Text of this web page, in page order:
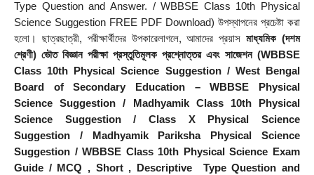
Type Question and Answer. / WBBSE Class 10th Physical
Science Suggestion FREE PDF Download) উপস্থাপনের প্রচেষ্টা করা
হলাে। ছাত্রছাত্রী, পরীক্ষার্থীদের উপকারেলাগলে, আমাদের প্রয়াস মাধ্যমিক (দশম
শ্রেণী) ভৌত বিজ্ঞান পরীক্ষা প্রস্তুতিমূলক প্রশ্নোত্তর এবং সাজেশন (WBBSE
Class 10th Physical Science Suggestion / West Bengal
Board of Secondary Education – WBBSE Physical
Science Suggestion / Madhyamik Class 10th Physical
Science Suggestion / Class X Physical Science
Suggestion / Madhyamik Pariksha Physical Science
Suggestion / WBBSE Class 10th Physical Science Exam
Guide / MCQ , Short , Descriptive  Type Question and